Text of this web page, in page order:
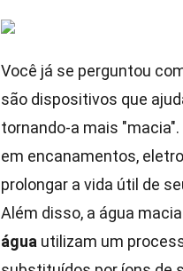
Você já se perguntou
são dispositivos que
tornando-a mais
em encanamentos,
prolongar a vida útil de
Além disso, a água
água utilizam um